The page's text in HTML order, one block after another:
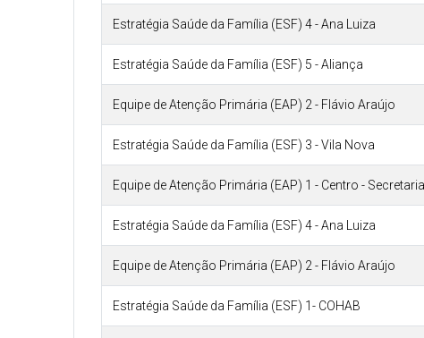
Estratégia Saúde da Família (ESF) 4 - Ana Luiza
Estratégia Saúde da Família (ESF) 5 - Aliança
Equipe de Atenção Primária (EAP) 2 - Flávio Araújo
Estratégia Saúde da Família (ESF) 3 - Vila Nova
Equipe de Atenção Primária (EAP) 1 - Centro -
Estratégia Saúde da Família (ESF) 4 - Ana Luiza
Equipe de Atenção Primária (EAP) 2 - Flávio Araújo
Estratégia Saúde da Família (ESF) 1- COHAB